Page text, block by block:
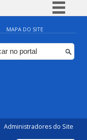
Simplifique!
Comunica BR
Participe
MAPA DO SITE
Administradores do Site